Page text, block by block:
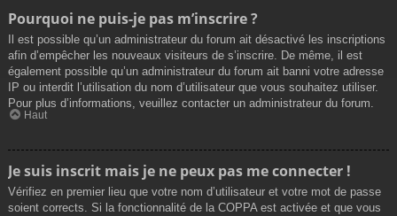
Pourquoi ne puis-je pas m’inscrire ?
Il est possible qu’un administrateur du forum ait désactivé les inscriptions
afin d’empêcher les nouveaux visiteurs de s’inscrire. De même, il est
également possible qu’un administrateur du forum ait banni votre adresse
IP ou interdit l’utilisation du nom d’utilisateur que vous souhaitez utiliser.
Pour plus d’informations, veuillez contacter un administrateur du forum.
Haut
Je suis inscrit mais je ne peux pas me connecter !
Vérifiez en premier lieu que votre nom d’utilisateur et votre mot de passe
soient corrects. Si la fonctionnalité de la COPPA est activée et que vous